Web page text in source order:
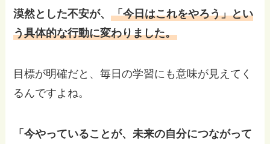
漠然とした不安が、「今日はこれをやろう」とい
う具体的な行動に変わりました。
目標が明確だと、毎日の学習にも意味が見えてく
るんですよね。
「今やっていることが、未来の自分につながって